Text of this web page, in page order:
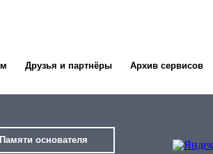
Друзья и партнёры Архив сервисов
Памяти основателя